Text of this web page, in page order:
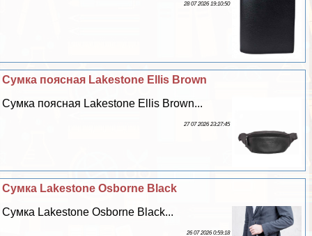
28 07 2026 19:10:50
Сумка поясная Lakestone Ellis Brown
Сумка поясная Lakestone Ellis Brown...
27 07 2026 23:27:45
Сумка Lakestone Osborne Black
Сумка Lakestone Osborne Black...
26 07 2026 0:59:18